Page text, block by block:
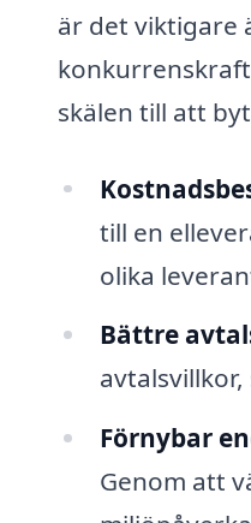
är det viktigare
skälen till att
till en
olika
Bättre
Förnybar
Genom att